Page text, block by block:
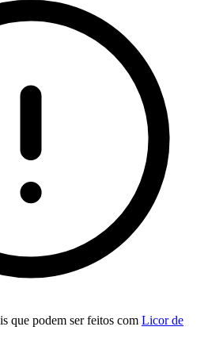
que podem ser feitos com Licor de